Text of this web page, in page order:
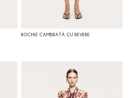
ROCHIE CAMBRATĂ CU REVERE